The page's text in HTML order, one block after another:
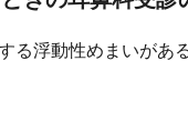
る浮動性めまいがあ